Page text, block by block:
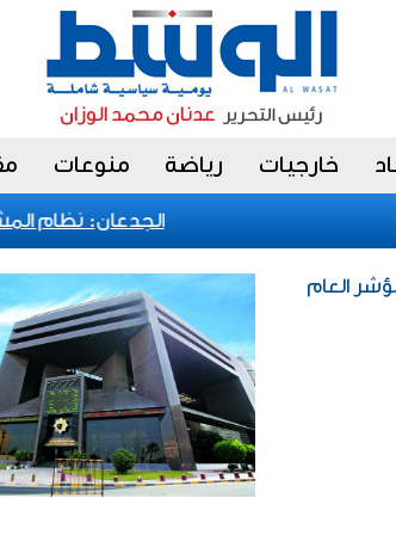
خارجيات رياضة منوعات
الجدعان: نظام
العام